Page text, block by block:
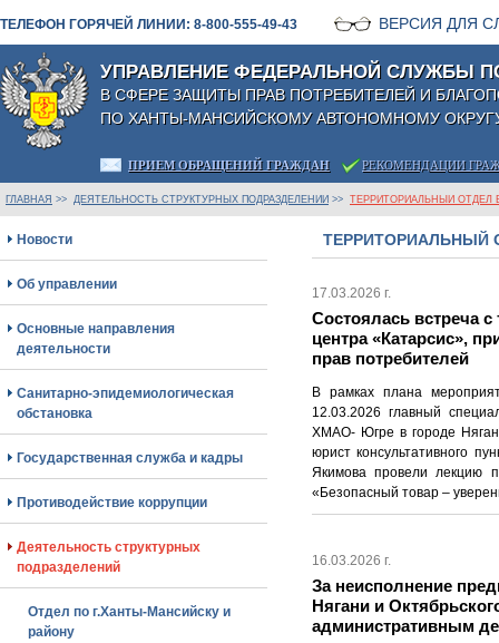
ТЕЛЕФОН ГОРЯЧЕЙ ЛИНИИ: 8-800-555-49-43 ВЕРСИЯ ДЛЯ
УПРАВЛЕНИЕ ФЕДЕРАЛЬНОЙ СЛУЖБЫ
В СФЕРЕ ЗАЩИТЫ ПРАВ ПОТРЕБИТЕЛЕЙ И
ПО ХАНТЫ-МАНСИЙСКОМУ АВТОНОМНОМУ
ПРИЕМ ОБРАЩЕНИЙ ГРАЖДАН РЕКОМЕНДАЦИИ
ГЛАВНАЯ >> ДЕЯТЕЛЬНОСТЬ СТРУКТУРНЫХ ПОДРАЗДЕЛЕНИЙ >> ТЕРРИТОРИАЛЬНЫЙ ОТДЕЛ
Новости
Об управлении
Основные направления
деятельности
Санитарно-эпидемиологическая
обстановка
Государственная служба и кадры
Противодействие коррупции
Деятельность структурных
подразделений
Отдел по г.Ханты-Мансийску и
району
ТЕРРИТОРИАЛЬНЫЙ
17.03.2026 г.
Состоялась встреча
центра «Катарсис»,
прав потребителей
В рамках плана
12.03.2026 главный
ХМАО- Югре в городе
юрист консультативного
Якимова провели лекцию
«Безопасный товар –
16.03.2026 г.
За неисполнение
Нягани и
административным